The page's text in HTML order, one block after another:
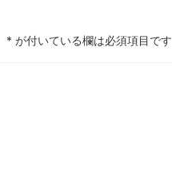
* が付いている欄は必須項目です